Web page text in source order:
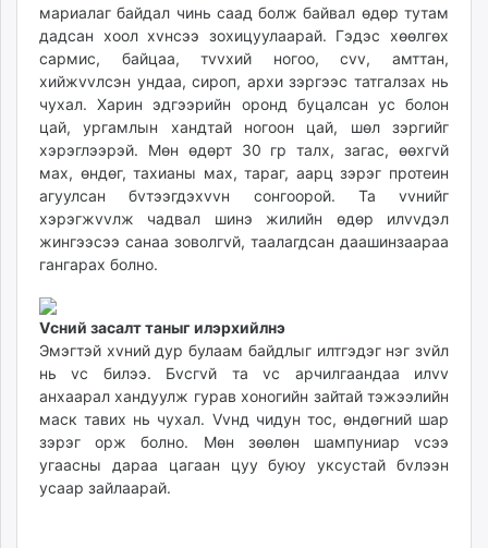
urlag.mn
unen.mn
asu.mn
shudarga.mn
shuurhai.mn
unuudur.mn
isee.mn
mglradio.com
fact.mn
itoim.mn
shuum.mn
times.mn
tvmongolia.mn
mass.mn
unegui.mn
assa.mn
toim.mn
мариалаг байдал чинь саад болж байвал өдөр тутам
дадсан хоол хvнсээ зохицуулаарай. Гэдэс хөөлгөх
сармис, байцаа, тvvхий ногоо, сvv, амттан,
хийжvvлсэн ундаа, сироп, архи зэргээс татгалзах нь
чухал. Харин эдгээрийн оронд буцалсан ус болон
цай, ургамлын хандтай ногоон цай, шөл зэргийг
хэрэглээрэй. Мөн өдөрт 30 гр талх, загас, өөхгvй
мах, өндөг, тахианы мах, тараг, аарц зэрэг протеин
агуулсан бvтээгдэхvvн сонгоорой. Та vvнийг
хэрэгжvvлж чадвал шинэ жилийн өдөр илvvдэл
жингээсээ санаа зоволгvй, таалагдсан даашинзаараа
гангарах болно.
Vсний засалт таныг илэрхийлнэ
Эмэгтэй хvний дур булаам байдлыг илтгэдэг нэг зvйл
нь vс билээ. Бvсгvй та vс арчилгаандаа илvv
анхаарал хандуулж гурав хоногийн зайтай тэжээлийн
маск тавих нь чухал. Vvнд чидун тос, өндөгний шар
зэрэг орж болно. Мөн зөөлөн шампуниар vсээ
угаасны дараа цагаан цуу буюу уксустай бvлээн
усаар зайлаарай.